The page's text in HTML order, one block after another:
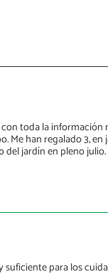
toda la información
Me han regalado 3, en
del jardín en pleno
suficiente para los